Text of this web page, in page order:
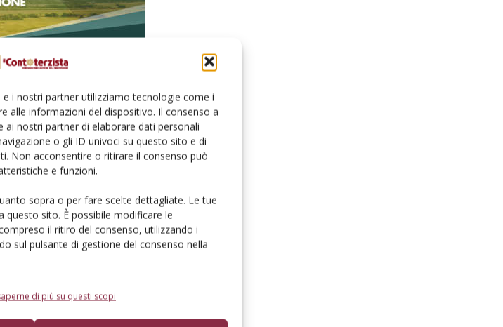
i nostri partner utilizziamo tecnologie come i
alle informazioni del dispositivo. Il consenso a
nostri partner di elaborare dati personali
o gli ID univoci su questo sito e di
Non acconsentire o ritirare il consenso può
e funzioni.
sopra o per fare scelte dettagliate. Le tue
questo sito. È possibile modificare le
il ritiro del consenso, utilizzando i
sul pulsante di gestione del consenso nella
di più su questi scopi
Day, domani 3
8 Novembre 2021
segnali
2021